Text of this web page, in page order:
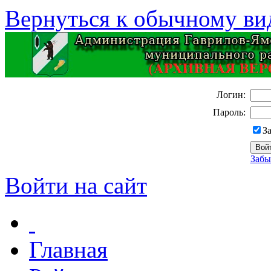
Вернуться к обычному
Логин:
Пароль:
Войти на сайт
Главная